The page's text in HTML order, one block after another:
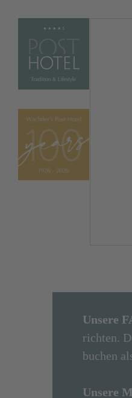
Unsere
richten.
buchen
Unsere